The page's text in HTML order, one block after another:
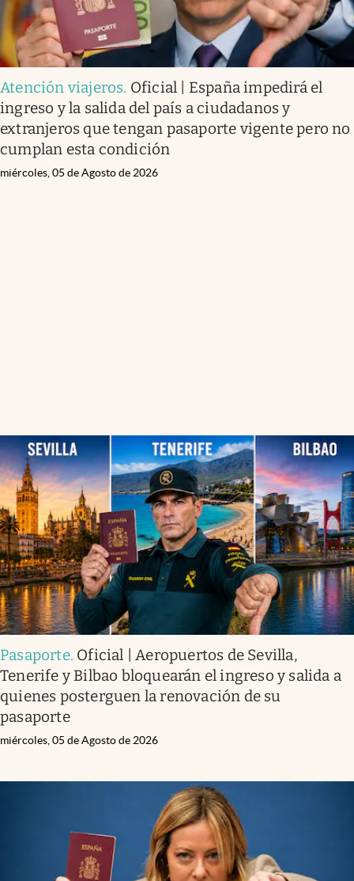
Atención viajeros. Oficial | España impedirá el
ingreso y la salida del país a ciudadanos y
extranjeros que tengan pasaporte vigente pero no
cumplan esta condición
miércoles, 05 de Agosto de 2026
Pasaporte. Oficial | Aeropuertos de Sevilla,
Tenerife y Bilbao bloquearán el ingreso y salida a
quienes posterguen la renovación de su
pasaporte
miércoles, 05 de Agosto de 2026